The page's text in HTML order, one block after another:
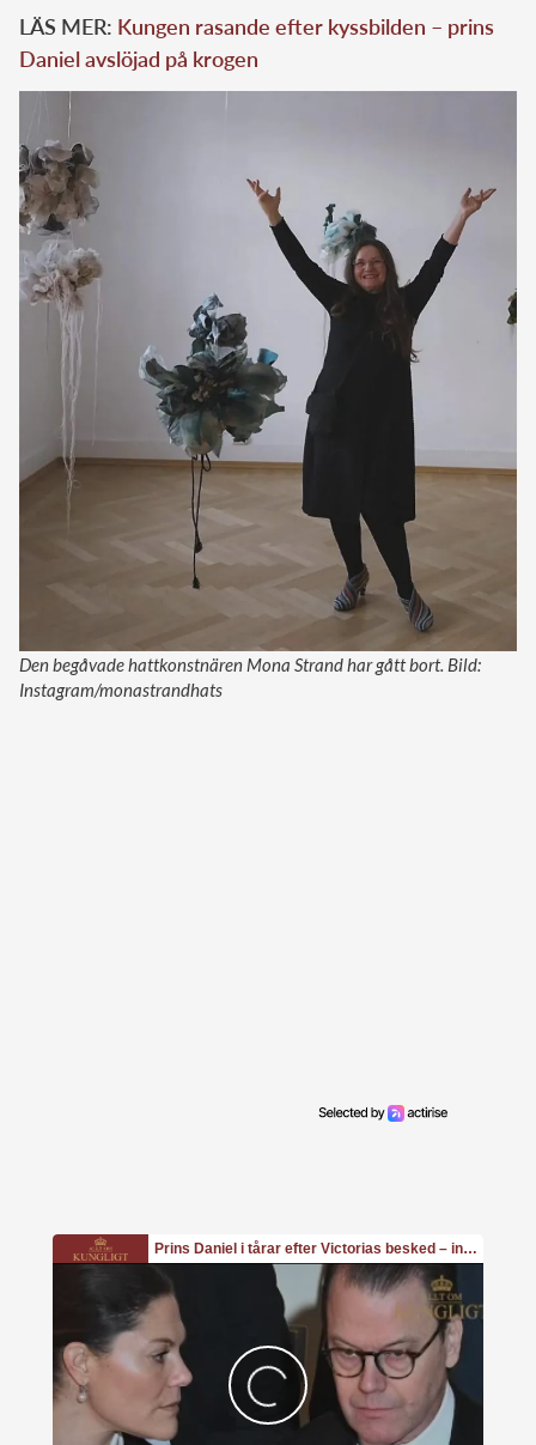
LÄS MER: Kungen rasande efter kyssbilden – prins
Daniel avslöjad på krogen
Den begåvade hattkonstnären Mona Strand har gått bort. Bild:
Instagram/monastrandhats